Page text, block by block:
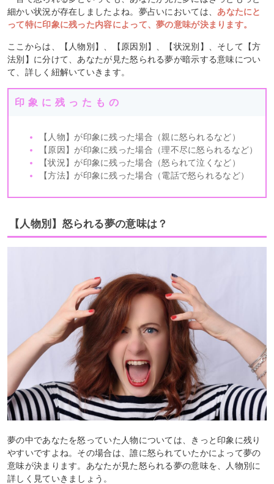
細かい状況が存在しましたよね。夢占いにおいては、あなたにと
って特に印象に残った内容によって、夢の意味が決まります。
ここからは、【人物別】、【原因別】、【状況別】、そして【方
法別】に分けて、あなたが見た怒られる夢が暗示する意味につい
て、詳しく紐解いていきます。
印象に残ったもの
【人物】が印象に残った場合（親に怒られるなど）
【原因】が印象に残った場合（理不尽に怒られるなど）
【状況】が印象に残った場合（怒られて泣くなど）
【方法】が印象に残った場合（電話で怒られるなど）
【人物別】怒られる夢の意味は？
夢の中であなたを怒っていた人物については、きっと印象に残り
やすいですよね。その場合は、誰に怒られていたかによって夢の
意味が決まります。あなたが見た怒られる夢の意味を、人物別に
詳しく見ていきましょう。